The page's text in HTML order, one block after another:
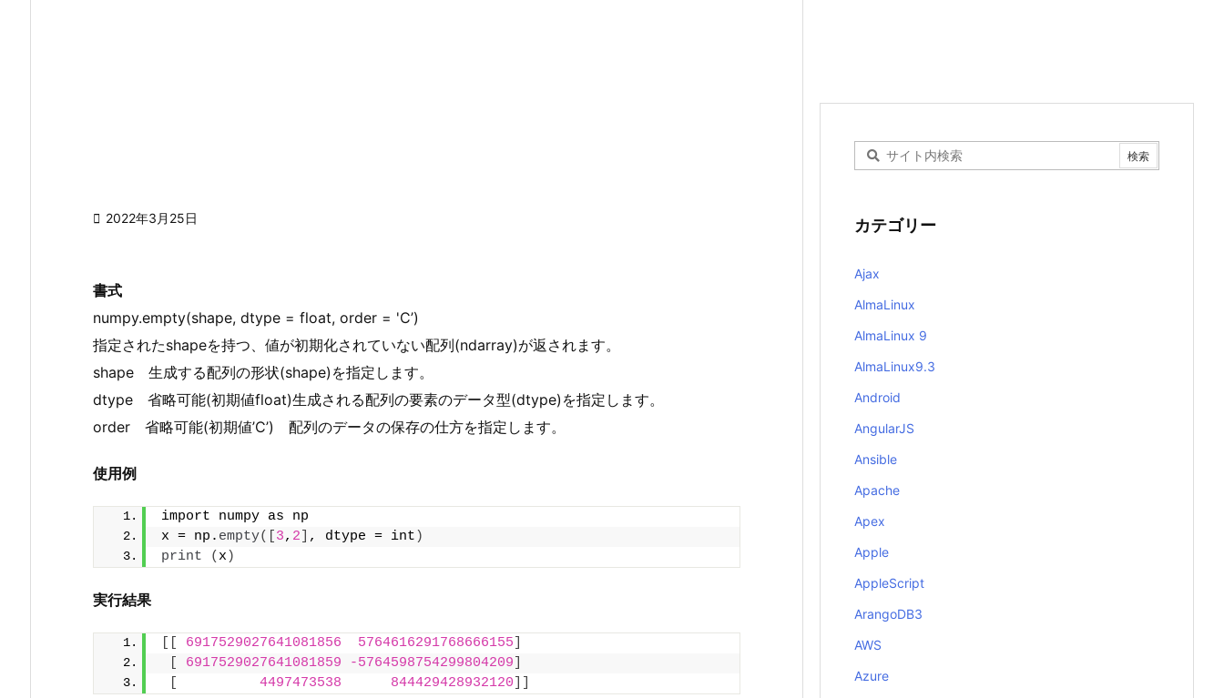
 2022年3月25日
書式
numpy.empty(shape, dtype = float, order = 'C’)
指定されたshapeを持つ、値が初期化されていない配列(ndarray)が返されます。
shape 生成する配列の形状(shape)を指定します。
dtype 省略可能(初期値float)生成される配列の要素のデータ型(dtype)を指定します。
order 省略可能(初期値’C’) 配列のデータの保存の仕方を指定します。
使用例
import numpy as np
x = np. empty([ 3, 2 , dtype = int )
print
( x )
実行結果
6917529027641081856 5764616291768666155
6917529027641081859 -5764598754299804209
4497473538 844429428932120
カテゴリー
Ajax
AlmaLinux
AlmaLinux 9
AlmaLinux9.3
Android
AngularJS
Ansible
Apache
Apex
Apple
AppleScript
ArangoDB3
AWS
Azure